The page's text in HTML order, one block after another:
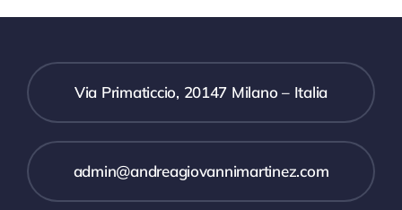
Via Primaticcio, 20147 Milano – Italia
admin@andreagiovannimartinez.com